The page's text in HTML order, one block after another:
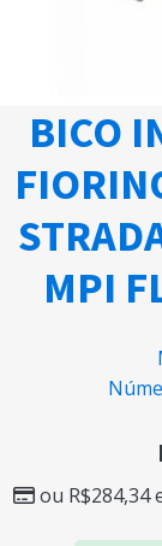
BICO
MPI
ou R$284,34